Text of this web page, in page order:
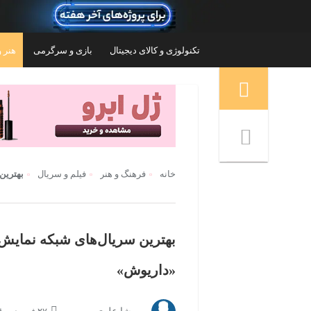
تکنولوژی و کالای دیجیتال بازی و سرگرمی هنر
منوی ناوبری خرده نان
خانه فرهنگ و هنر فیلم و سریال بهترین
«داریوش»
تلویزیون 32 اینچ ال ای دی ایکس ویژن مدل